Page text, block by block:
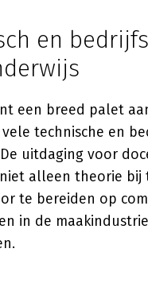
en
een breed palet
technische en
uitdaging voor
alleen theorie bij
te bereiden op
in de